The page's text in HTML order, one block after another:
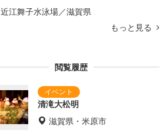
近江舞子水泳場／滋賀県
もっと見る
閲覧履歴
清滝大松明
滋賀県・米原市